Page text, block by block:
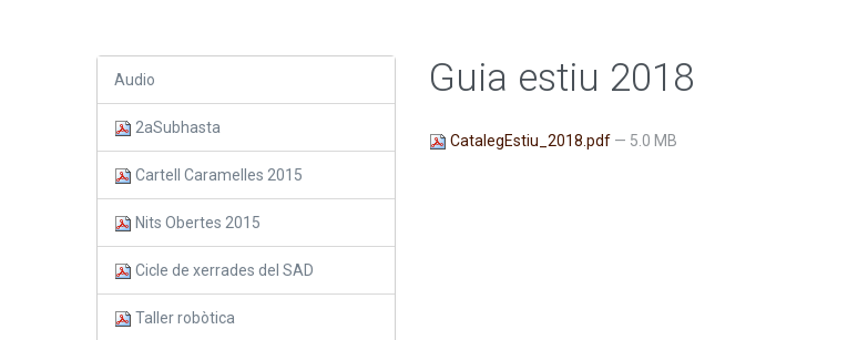
Audio
2aSubhasta
Cartell Caramelles 2015
Nits Obertes 2015
Cicle de xerrades del SAD
Taller robòtica
Guia estiu 2018
CatalegEstiu_2018.pdf — 5.0 MB